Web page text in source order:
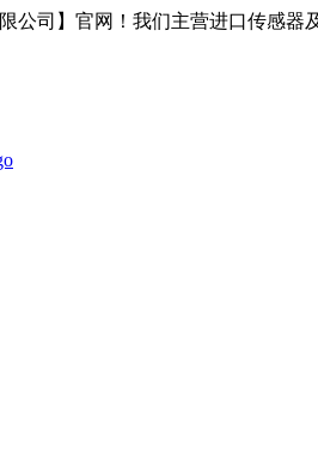
公司】官网！我们主营进口传感